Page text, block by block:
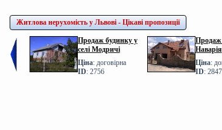
Житлова нерухомість у Львові - Цікаві пропозиції
Продаж будинку у
селі Модричі
Ціна: договірна
ID: 2756
Продаж
Наварія
Ціна:
ID: 2847